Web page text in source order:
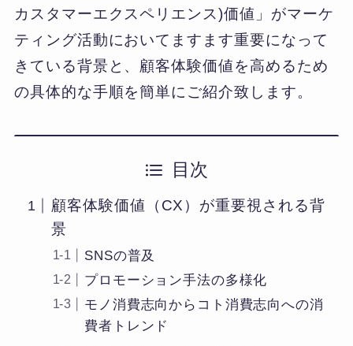
カスタマーエクスペリエンス)価値」がマーケ
ティング活動においてますます重要になって
きている背景と、顧客体験価値を高めるため
の具体的な手順を簡単にご紹介致します。
目次
顧客体験価値（CX）が重要視される背
景
SNSの普及
プロモーション手法の多様化
モノ消費志向からコト消費志向への消
費者トレンド